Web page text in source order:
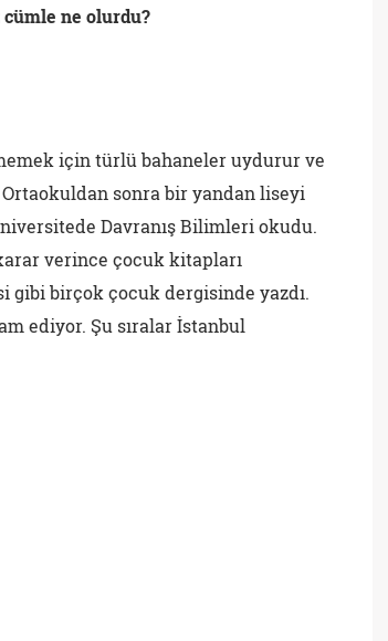
cümle ne olurdu?
için türlü bahaneler uydurur ve
sonra bir yandan liseyi
Davranış Bilimleri okudu.
verince çocuk kitapları
gibi birçok çocuk dergisinde yazdı.
ediyor. Şu sıralar İstanbul